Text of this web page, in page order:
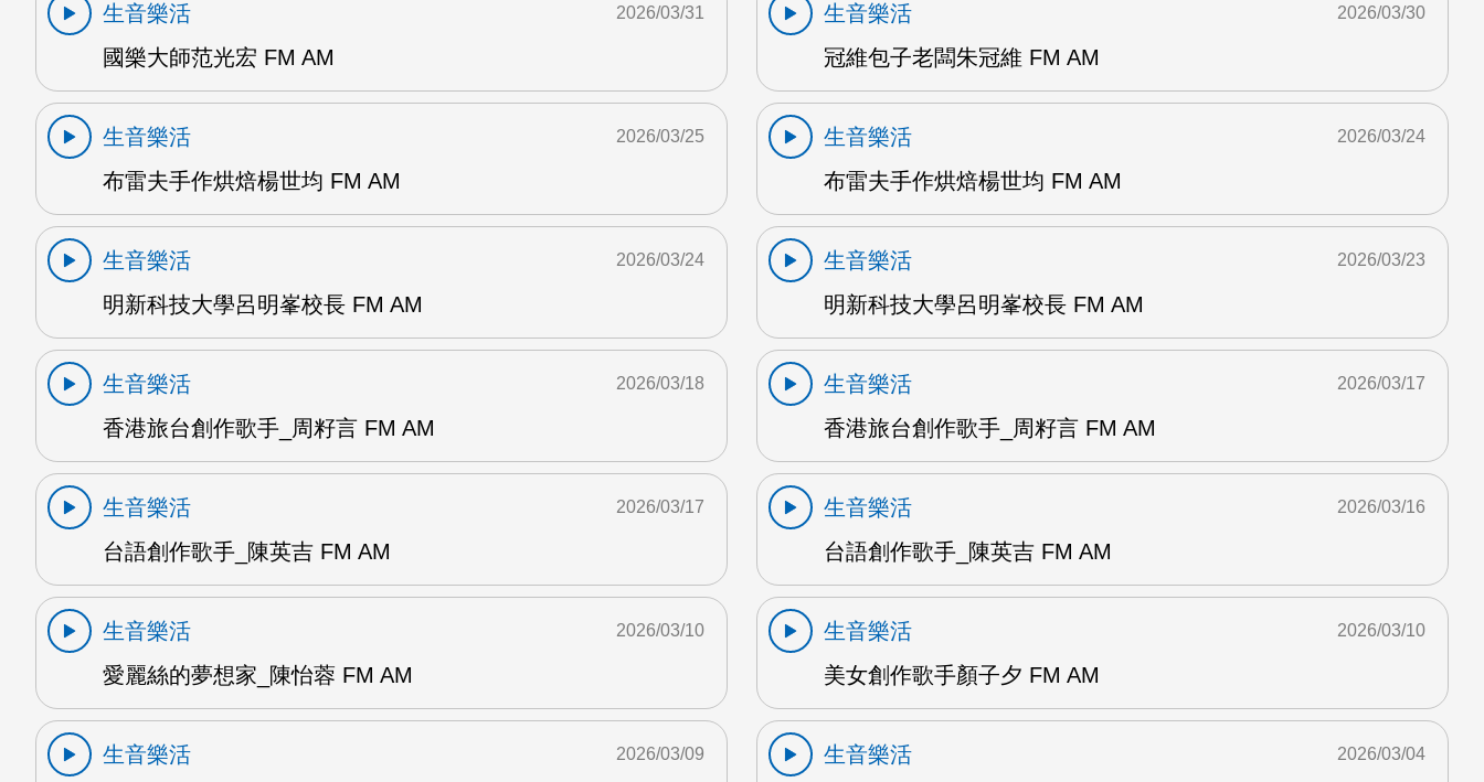
生音樂活
國樂大師范光宏 FM AM
2026/03/31
生音樂活
冠維包子老闆朱冠維 FM AM
2026/03/30
生音樂活
布雷夫手作烘焙楊世均 FM AM
2026/03/25
生音樂活
布雷夫手作烘焙楊世均 FM AM
2026/03/24
生音樂活
明新科技大學呂明峯校長 FM AM
2026/03/24
生音樂活
明新科技大學呂明峯校長 FM AM
2026/03/23
生音樂活
香港旅台創作歌手_周籽言 FM AM
2026/03/18
生音樂活
香港旅台創作歌手_周籽言 FM AM
2026/03/17
生音樂活
台語創作歌手_陳英吉 FM AM
2026/03/17
生音樂活
台語創作歌手_陳英吉 FM AM
2026/03/16
生音樂活
愛麗絲的夢想家_陳怡蓉 FM AM
2026/03/10
生音樂活
美女創作歌手顏子夕 FM AM
2026/03/10
生音樂活 2026/03/09 生音樂活 2026/03/04